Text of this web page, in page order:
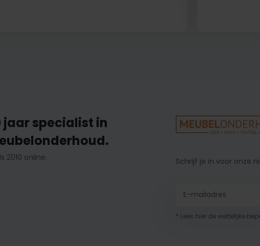
jaar specialist in
2010 online. Schrijf je in voor onze
* Lees hier de wettelijke